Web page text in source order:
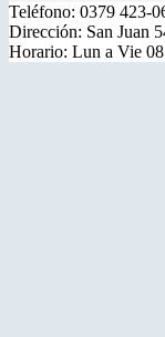
Teléfono: 0379 423-
Dirección: San Juan
Horario: Lun a Vie